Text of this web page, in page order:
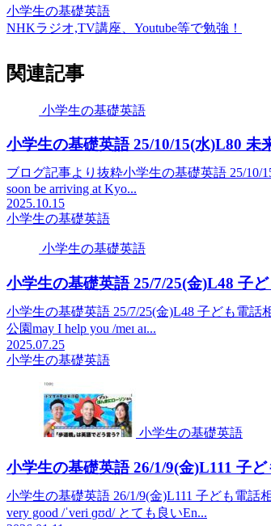
小学生の基礎英語
NHKラジオ,TV講座、Youtube等で勉強！
関連記事
小学生の基礎英語
小学生の基礎英語 25/10/15(水)L80 未
ブログ記事より抜粋小学生の基礎英語 25/10/
soon be arriving at Kyo...
2025.10.15
小学生の基礎英語
小学生の基礎英語
小学生の基礎英語 25/7/25(金)L48 子
小学生の基礎英語 25/7/25(金)L48 子ども電話相
公園may I help you /meɪ aɪ...
2025.07.25
小学生の基礎英語
小学生の基礎英語
小学生の基礎英語 26/1/9(金)L111 子
小学生の基礎英語 26/1/9(金)L111 子ども電話相
very good /ˈveri ɡʊd/ とても良いEn...